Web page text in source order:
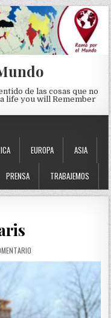
de las cosas que no
life you will Remember
EUROPA ASIA
PRENSA TRABAJEMOS